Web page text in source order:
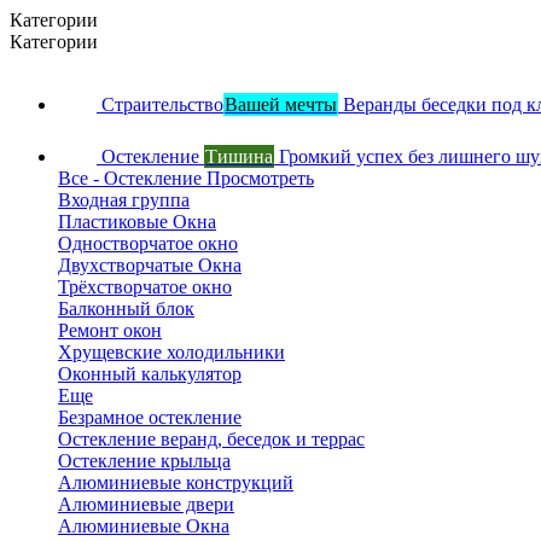
Категории
Категории
СтраительствоВашей мечты Веранды беседки под
Остекление Тишина Громкий успех без лишнего
Все - Остекление Просмотреть
Входная группа
Пластиковые Окна
Одностворчатое окно
Двухстворчатые Окна
Трёхстворчатое окно
Балконный блок
Ремонт окон
Хрущевские холодильники
Оконный калькулятор
Еще
Безрамное остекление
Остекление веранд, беседок и террас
Остекление крыльца
Алюминиевые конструкций
Алюминиевые двери
Алюминиевые Окна